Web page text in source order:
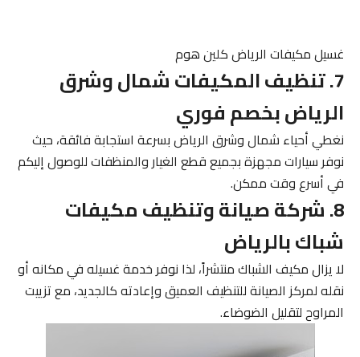
غسيل مكيفات الرياض كلين هوم
7. تنظيف المكيفات شمال وشرق
الرياض بخصم فوري
نغطي أحياء شمال وشرق الرياض بسرعة استجابة فائقة، حيث
نوفر سيارات مجهزة بجميع قطع الغيار والمنظفات للوصول إليكم
في أسرع وقت ممكن.
8. شركة صيانة وتنظيف مكيفات
شباك بالرياض
لا يزال مكيف الشباك منتشراً، لذا نوفر خدمة غسيله في مكانه أو
نقله لمركز الصيانة للتنظيف العميق وإعادته كالجديد، مع تزييت
المراوح لتقليل الضوضاء.